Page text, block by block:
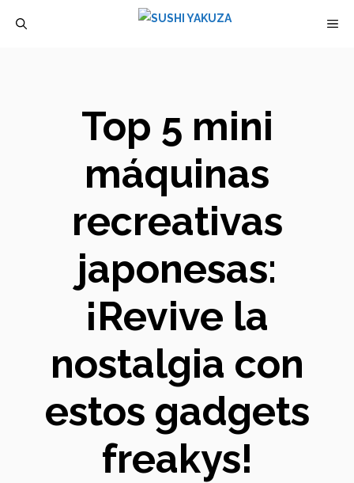
Top 5 mini
máquinas
recreativas
japonesas:
¡Revive la
nostalgia con
estos gadgets
freakys!